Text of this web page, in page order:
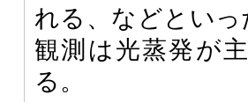
れる、などといっ
観測は光蒸発が
る。